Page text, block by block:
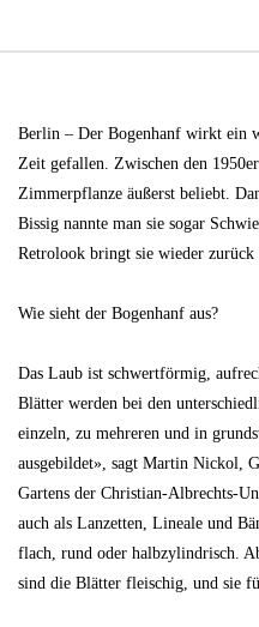
Berlin – Der Bogenhanf wirkt ein
Zeit gefallen. Zwischen den
Zimmerpflanze äußerst beliebt.
Bissig nannte man sie sogar
Retrolook bringt sie wieder zurück
Wie sieht der Bogenhanf aus?
Das Laub ist schwertförmig,
Blätter werden bei den
einzeln, zu mehreren und in
ausgebildet», sagt Martin Nickol,
Gartens der Christian-Albrechts-
auch als Lanzetten, Lineale und
flach, rund oder halbzylindrisch.
sind die Blätter fleischig, und sie